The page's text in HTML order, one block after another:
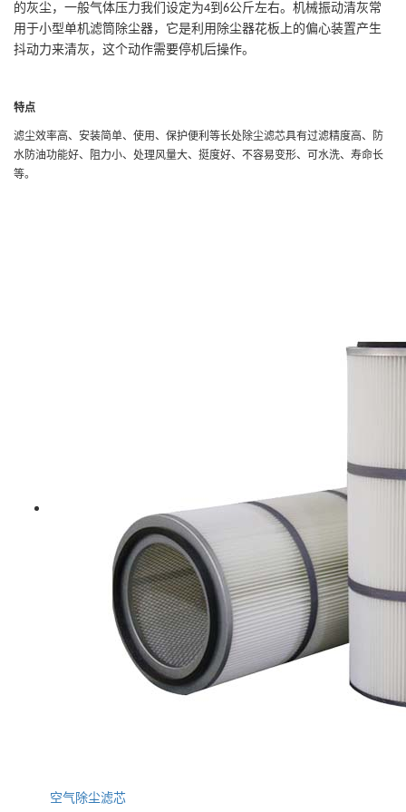
的灰尘，一般气体压力我们设定为4到 6公斤左右。机械振动清灰常
用于小型单机滤筒除尘器，它是利用除尘器花板上的偏心装置产生
抖动力来清灰，这个动作需要停机后操作。
特点
滤尘效率高、安装简单、使用、保护便利等长处除尘滤芯具有过滤精度高、防
水防油功能好、阻力小、处理风量大、挺度好、不容易变形、可水洗、寿命长
等。
空气除尘滤芯